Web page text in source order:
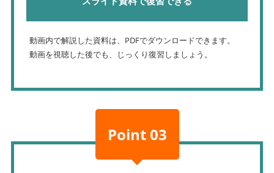
動画内で解説した資料は、PDFでダウンロードできます。
動画を視聴した後でも、じっくり復習しましょう。
Point 03